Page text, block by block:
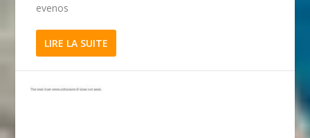
evenos
LIRE LA SUITE